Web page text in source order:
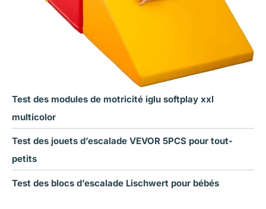
Test des modules de motricité iglu softplay xxl
multicolor
Test des jouets d’escalade VEVOR 5PCS pour tout-
petits
Test des blocs d’escalade Lischwert pour bébés